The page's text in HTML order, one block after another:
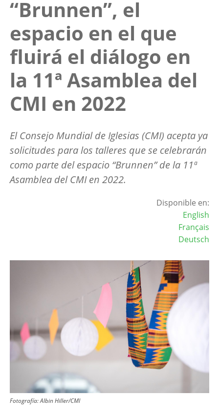
“Brunnen”, el
espacio en el que
fluirá el diálogo en
la 11ª Asamblea del
CMI en 2022
El Consejo Mundial de Iglesias (CMI) acepta ya
solicitudes para los talleres que se celebrarán
como parte del espacio “Brunnen” de la 11ª
Asamblea del CMI en 2022.
Disponible en:
English
Français
Deutsch
Fotografía:Albin Hiller/CMI